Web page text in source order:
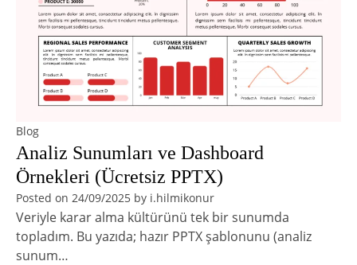
Blog
Analiz Sunumları ve Dashboard
Örnekleri (Ücretsiz PPTX)
Posted on 24/09/2025 by i.hilmikonur
Veriyle karar alma kültürünü tek bir sunumda
topladım. Bu yazıda; hazır PPTX şablonunu (analiz
sunum…